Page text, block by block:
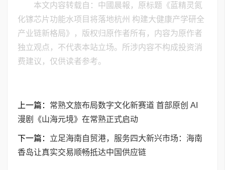
本文内容转载自：中國晨報，原标题《蓝精灵氮
化镓芯片功能水项目将落地杭州 构建大健康产学研全
产业链新格局》，版权归原作者所有，内容为原作者
独立观点，不代表本站立场。所涉内容不构成投资消
费建议，仅供读者参考。
上一篇： 常熟文旅布局数字文化新赛道 首部原创 AI
漫剧《山海元境》在常熟正式启动
下一篇： 立足海南自贸港，服务四大新兴市场：海南
香岛让真实交易顺畅抵达中国供应链